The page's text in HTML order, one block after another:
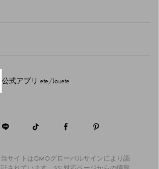
公式アプリ ete/Jouete
当サイトはGMOグローバルサインにより認